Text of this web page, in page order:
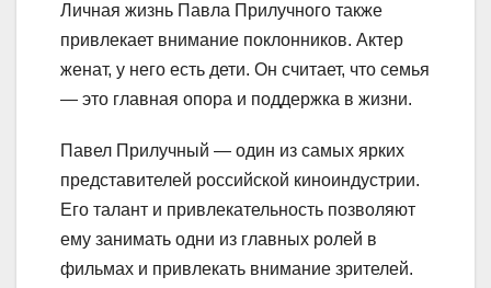
Личная жизнь Павла Прилучного также
привлекает внимание поклонников. Актер
женат, у него есть дети. Он считает, что семья
— это главная опора и поддержка в жизни.
Павел Прилучный — один из самых ярких
представителей российской киноиндустрии.
Его талант и привлекательность позволяют
ему занимать одни из главных ролей в
фильмах и привлекать внимание зрителей.